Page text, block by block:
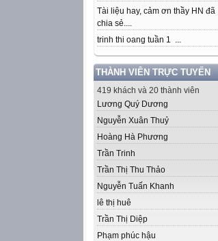
Tài liệu hay, cảm ơn thầy HN đã
chia sẻ....
trinh thi oang tuần 1 ...
THÀNH VIÊN TRỰC TUYẾN
419 khách và 20 thành viên
Lương Quý Dương
Nguyễn Xuân Thuỷ
Hoàng Hà Phương
Trần Trinh
Trần Thị Thu Thảo
Nguyễn Tuấn Khanh
lê thị huê
Trần Thị Diệp
Phạm phúc hậu